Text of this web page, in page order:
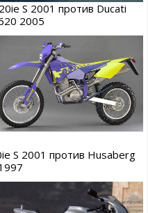
S 2001 против Ducati
2005
S 2001 против Husaberg